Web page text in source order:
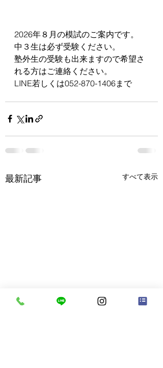
2026年８月の模試のご案内です。
中３生は必ず受験ください。
塾外生の受験も出来ますので希望さ
れる方はご連絡ください。
LINE若しくは052-870-1406まで
最新記事 すべて表示